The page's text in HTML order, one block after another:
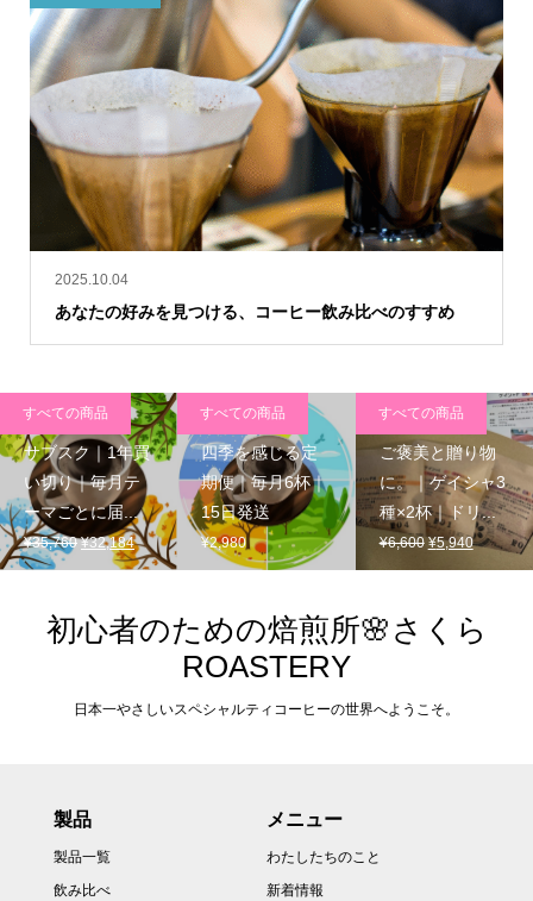
2025.10.04
あなたの好みを見つける、コーヒー飲み比べのすすめ
サブスク｜1年買
い切り｜毎月テ
ーマごとに届...
¥35,760元
の
格
は
し
¥32,184現
在
価
格
で
すべての商品
四季を感じる定
期便｜毎月6杯｜
15日発送
¥2,980
すべての商品
ご褒美と贈り物
に。｜ゲイシャ3
種×2杯｜ドリ...
¥6,600元
の
格
は
し
¥5,940現
在
価
格
すべての商品
初心者のための焙煎所🌸さくら
ROASTERY
日本一やさしいスペシャルティコーヒーの世界へようこそ。
製品
製品一覧
飲み比べ
メニュー
わたしたちのこと
新着情報